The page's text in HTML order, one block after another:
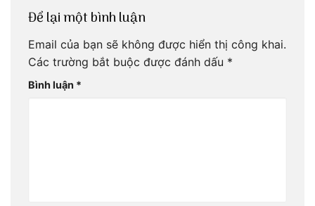
Để lại một bình luận
Email của bạn sẽ không được hiển thị công khai.
Các trường bắt buộc được đánh dấu *
Bình luận *